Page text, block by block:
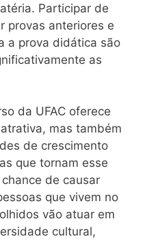
Participar de
provas anteriores e
a prova didática são
as
da UFAC oferece
mas também
de crescimento
que tornam esse
de causar
que vivem no
vão atuar em
cultural,